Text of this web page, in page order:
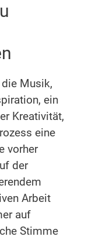
Musik,
ein
Kreativität,
eine
vorher
der
Arbeit
auf
Stimme